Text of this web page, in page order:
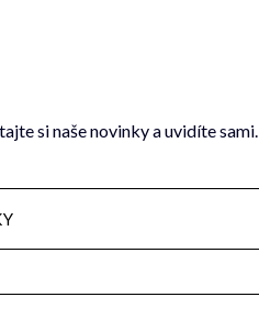
si naše novinky a uvidíte sami.